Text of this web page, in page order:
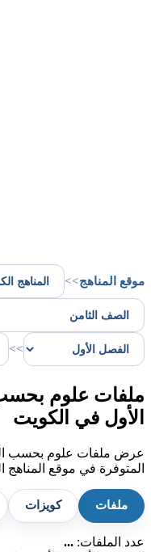
موقع المناهج>>
>>
ملفات علوم
الأول في الكويت
عرض ملفات علوم بحسب
المتوفرة في موقع المناهج
ملفات كويزات
عدد الملفات: ...